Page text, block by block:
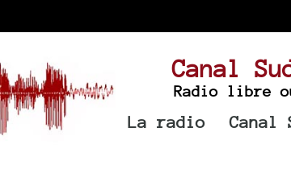
Canal
Radio libre
La radio Canal